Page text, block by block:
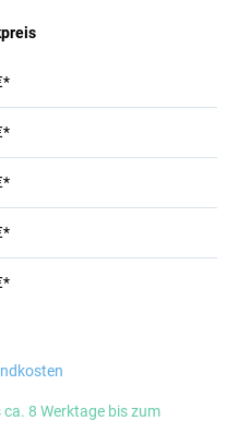
8 Werktage bis zum